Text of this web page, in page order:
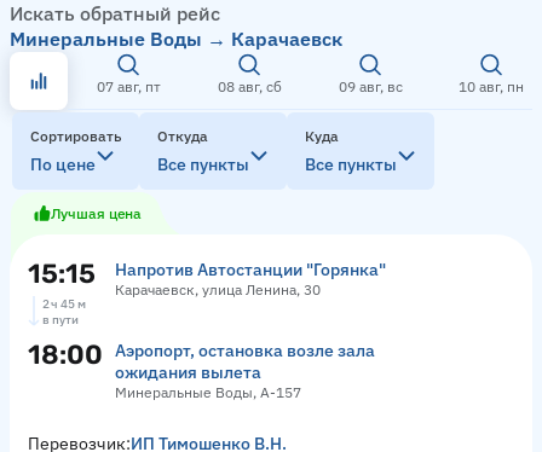
Искать обратный рейс
Минеральные Воды → Карачаевск
07 авг, пт 08 авг, сб 09 авг, вс 10 авг, пн
Сортировать
По цене
Откуда
Все пункты
Куда
Все пункты
Лучшая цена
15:15 Напротив Автостанции "Горянка"
Карачаевск, улица Ленина, 30
2 ч 45 м
в пути
18:00
Аэропорт, остановка возле зала
ожидания вылета
Минеральные Воды, А-157
Перевозчик:ИП Тимошенко В.Н.